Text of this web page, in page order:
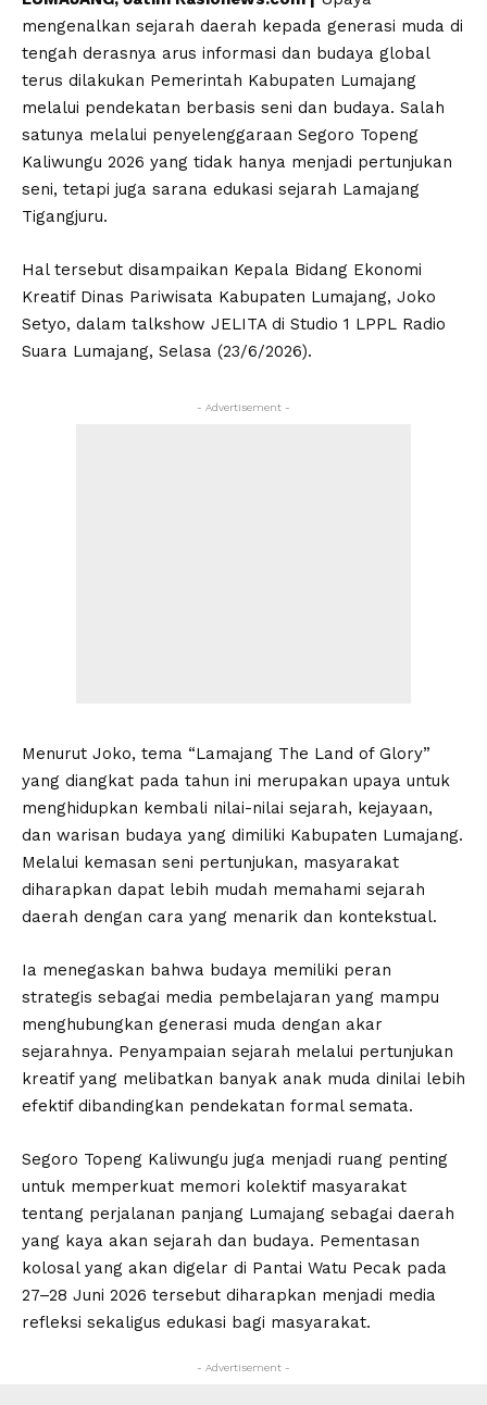
mengenalkan sejarah daerah kepada generasi muda di
tengah derasnya arus informasi dan budaya global
terus dilakukan Pemerintah Kabupaten Lumajang
melalui pendekatan berbasis seni dan budaya. Salah
satunya melalui penyelenggaraan Segoro Topeng
Kaliwungu 2026 yang tidak hanya menjadi pertunjukan
seni, tetapi juga sarana edukasi sejarah Lamajang
Tigangjuru.
Hal tersebut disampaikan Kepala Bidang Ekonomi
Kreatif Dinas Pariwisata Kabupaten Lumajang, Joko
Setyo, dalam talkshow JELITA di Studio 1 LPPL Radio
Suara Lumajang, Selasa (23/6/2026).
- Advertisement -
Menurut Joko, tema “Lamajang The Land of Glory”
yang diangkat pada tahun ini merupakan upaya untuk
menghidupkan kembali nilai-nilai sejarah, kejayaan,
dan warisan budaya yang dimiliki Kabupaten Lumajang.
Melalui kemasan seni pertunjukan, masyarakat
diharapkan dapat lebih mudah memahami sejarah
daerah dengan cara yang menarik dan kontekstual.
Ia menegaskan bahwa budaya memiliki peran
strategis sebagai media pembelajaran yang mampu
menghubungkan generasi muda dengan akar
sejarahnya. Penyampaian sejarah melalui pertunjukan
kreatif yang melibatkan banyak anak muda dinilai lebih
efektif dibandingkan pendekatan formal semata.
Segoro Topeng Kaliwungu juga menjadi ruang penting
untuk memperkuat memori kolektif masyarakat
tentang perjalanan panjang Lumajang sebagai daerah
yang kaya akan sejarah dan budaya. Pementasan
kolosal yang akan digelar di Pantai Watu Pecak pada
27–28 Juni 2026 tersebut diharapkan menjadi media
refleksi sekaligus edukasi bagi masyarakat.
- Advertisement -